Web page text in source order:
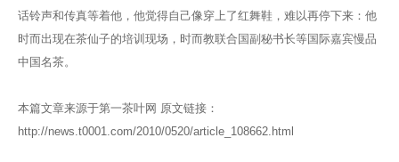
话铃声和传真等着他，他觉得自己像穿上了红舞鞋，难以再停下来：他
时而出现在茶仙子的培训现场，时而教联合国副秘书长等国际嘉宾慢品
中国名茶。
本篇文章来源于第一茶叶网 原文链接：
http://news.t0001.com/2010/0520/article_108662.html